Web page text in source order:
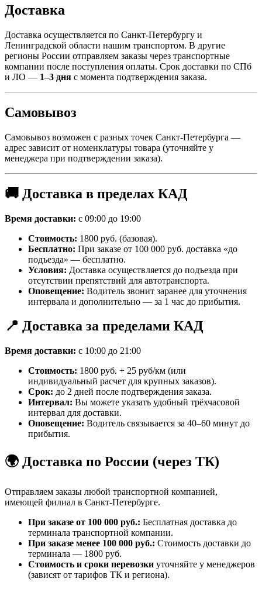
Доставка
Доставка осуществляется по Санкт-Петербургу и
Ленинградской области нашим транспортом. В другие
регионы России отправляем заказы через транспортные
компании после поступления оплаты. Срок доставки по СПб
и ЛО — 1–3 дня с момента подтверждения заказа.
Самовывоз
Самовывоз возможен с разных точек Санкт-Петербурга —
адрес зависит от номенклатуры товара (уточняйте у
менеджера при подтверждении заказа).
🚚 Доставка в пределах КАД
Время доставки: с 09:00 до 19:00
Стоимость: 1800 руб. (базовая).
Бесплатно: При заказе от 100 000 руб. доставка «до
подъезда» — бесплатно.
Условия: Доставка осуществляется до подъезда при
отсутствии препятствий для автотранспорта.
Оповещение: Водитель звонит заранее для уточнения
интервала и дополнительно — за 1 час до прибытия.
📍 Доставка за пределами КАД
Время доставки: с 10:00 до 21:00
Стоимость: 1800 руб. + 25 руб/км (или
индивидуальный расчет для крупных заказов).
Срок: до 2 дней после подтверждения заказа.
Интервал: Вы можете указать удобный трёхчасовой
интервал для доставки.
Оповещение: Водитель связывается за 40–60 минут до
прибытия.
🌍 Доставка по России (через ТК)
Отправляем заказы любой транспортной компанией,
имеющей филиал в Санкт-Петербурге.
При заказе от 100 000 руб.: Бесплатная доставка до
терминала транспортной компании.
При заказе менее 100 000 руб.: Стоимость доставки до
терминала — 1800 руб.
Стоимость и сроки перевозки уточняйте у менеджеров
(зависят от тарифов ТК и региона).